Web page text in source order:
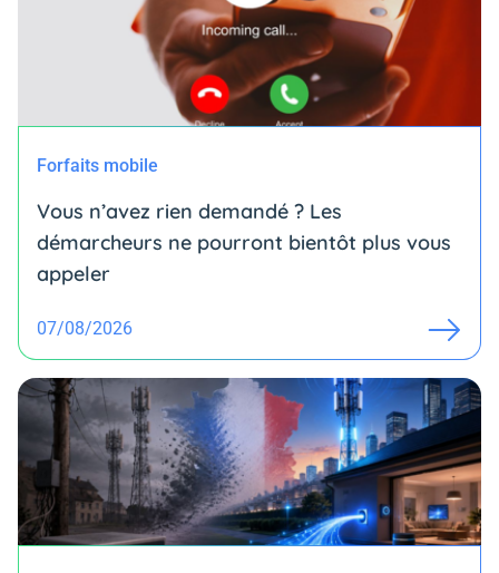
Forfaits mobile
Vous n’avez rien demandé ? Les
démarcheurs ne pourront bientôt plus vous
appeler
07/08/2026